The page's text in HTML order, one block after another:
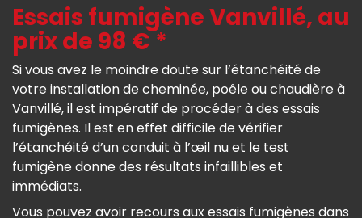
Essais fumigène Vanvillé, au
prix de 98 € *
Si vous avez le moindre doute sur l’étanchéité de
votre installation de cheminée, poêle ou chaudière à
Vanvillé, il est impératif de procéder à des essais
fumigènes. Il est en effet difficile de vérifier
l’étanchéité d’un conduit à l’œil nu et le test
fumigène donne des résultats infaillibles et
immédiats.
Vous pouvez avoir recours aux essais fumigènes dans